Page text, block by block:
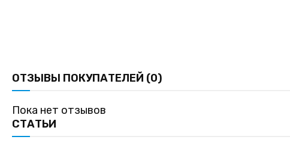
ОТЗЫВЫ ПОКУПАТЕЛЕЙ (0)
Пока нет отзывов
СТАТЬИ